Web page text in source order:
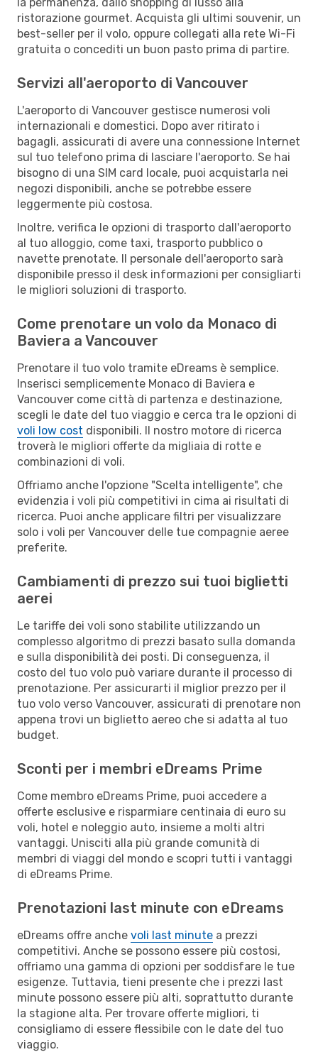
ristorazione gourmet. Acquista gli ultimi souvenir, un
best-seller per il volo, oppure collegati alla rete Wi-Fi
gratuita o concediti un buon pasto prima di partire.
Servizi all'aeroporto di Vancouver
L'aeroporto di Vancouver gestisce numerosi voli
internazionali e domestici. Dopo aver ritirato i
bagagli, assicurati di avere una connessione Internet
sul tuo telefono prima di lasciare l'aeroporto. Se hai
bisogno di una SIM card locale, puoi acquistarla nei
negozi disponibili, anche se potrebbe essere
leggermente più costosa.
Inoltre, verifica le opzioni di trasporto dall'aeroporto
al tuo alloggio, come taxi, trasporto pubblico o
navette prenotate. Il personale dell'aeroporto sarà
disponibile presso il desk informazioni per consigliarti
le migliori soluzioni di trasporto.
Come prenotare un volo da Monaco di
Baviera a Vancouver
Prenotare il tuo volo tramite eDreams è semplice.
Inserisci semplicemente Monaco di Baviera e
Vancouver come città di partenza e destinazione,
scegli le date del tuo viaggio e cerca tra le opzioni di
voli low cost disponibili. Il nostro motore di ricerca
troverà le migliori offerte da migliaia di rotte e
combinazioni di voli.
Offriamo anche l'opzione "Scelta intelligente", che
evidenzia i voli più competitivi in cima ai risultati di
ricerca. Puoi anche applicare filtri per visualizzare
solo i voli per Vancouver delle tue compagnie aeree
preferite.
Cambiamenti di prezzo sui tuoi biglietti
aerei
Le tariffe dei voli sono stabilite utilizzando un
complesso algoritmo di prezzi basato sulla domanda
e sulla disponibilità dei posti. Di conseguenza, il
costo del tuo volo può variare durante il processo di
prenotazione. Per assicurarti il miglior prezzo per il
tuo volo verso Vancouver, assicurati di prenotare non
appena trovi un biglietto aereo che si adatta al tuo
budget.
Sconti per i membri eDreams Prime
Come membro eDreams Prime, puoi accedere a
offerte esclusive e risparmiare centinaia di euro su
voli, hotel e noleggio auto, insieme a molti altri
vantaggi. Unisciti alla più grande comunità di
membri di viaggi del mondo e scopri tutti i vantaggi
di eDreams Prime.
Prenotazioni last minute con eDreams
eDreams offre anche voli last minute a prezzi
competitivi. Anche se possono essere più costosi,
offriamo una gamma di opzioni per soddisfare le tue
esigenze. Tuttavia, tieni presente che i prezzi last
minute possono essere più alti, soprattutto durante
la stagione alta. Per trovare offerte migliori, ti
consigliamo di essere flessibile con le date del tuo
viaggio.